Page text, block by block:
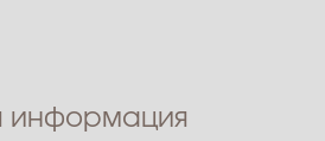
информация